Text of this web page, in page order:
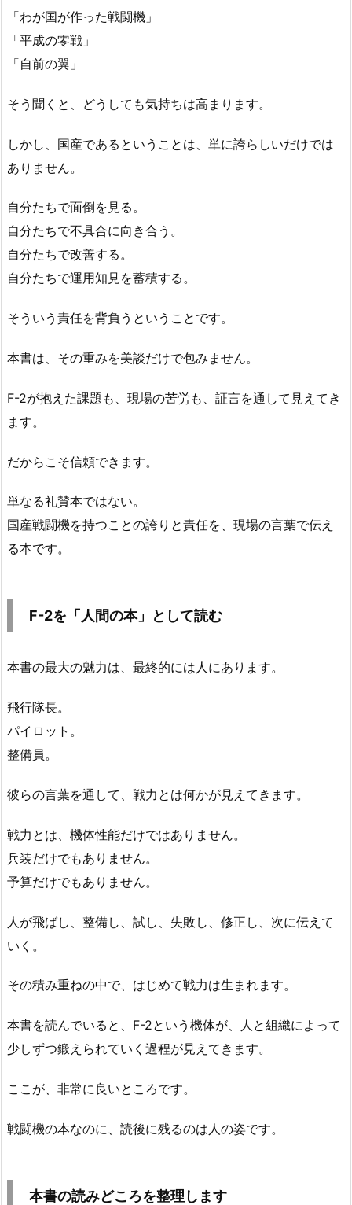
「わが国が作った戦闘機」
「平成の零戦」
「自前の翼」
そう聞くと、どうしても気持ちは高まります。
しかし、国産であるということは、単に誇らしいだけでは
ありません。
自分たちで面倒を見る。
自分たちで不具合に向き合う。
自分たちで改善する。
自分たちで運用知見を蓄積する。
そういう責任を背負うということです。
本書は、その重みを美談だけで包みません。
F-2が抱えた課題も、現場の苦労も、証言を通して見えてき
ます。
だからこそ信頼できます。
単なる礼賛本ではない。
国産戦闘機を持つことの誇りと責任を、現場の言葉で伝え
る本です。
F-2を「人間の本」として読む
本書の最大の魅力は、最終的には人にあります。
飛行隊長。
パイロット。
整備員。
彼らの言葉を通して、戦力とは何かが見えてきます。
戦力とは、機体性能だけではありません。
兵装だけでもありません。
予算だけでもありません。
人が飛ばし、整備し、試し、失敗し、修正し、次に伝えて
いく。
その積み重ねの中で、はじめて戦力は生まれます。
本書を読んでいると、F-2という機体が、人と組織によって
少しずつ鍛えられていく過程が見えてきます。
ここが、非常に良いところです。
戦闘機の本なのに、読後に残るのは人の姿です。
本書の読みどころを整理します